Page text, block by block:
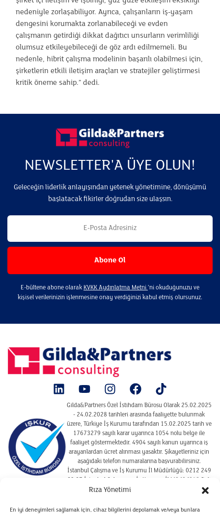
Rıza Yönetimi
En iyi deneyimleri sağlamak için, cihaz bilgilerini depolamak ve/veya bunlara
nedeniyle zorlaşabiliyor. Ayrıca, çalışanların iş-yaşam
dengesini korumakta zorlanabileceği ve evden
çalışmanın getirdiği dikkat dağıtıcı unsurların verimliliği
olumsuz etkileyebileceği de göz ardı edilmemeli. Bu
nedenle, hibrit çalışma modelinin başarılı olabilmesi için,
şirketlerin etkili iletişim araçları ve stratejiler geliştirmesi
kritik öneme sahip.” dedi.
NEWSLETTER'A ÜYE OLUN!
Geleceğin liderlik anlayışından yetenek yönetimine, dönüşümü
başlatacak fikirler doğrudan size ulaşsın.
E-bültene abone olarak KVKK Aydınlatma Metni ’ni okuduğunuzu ve
kişisel verilerinizin işlenmesine onay verdiğinizi kabul etmiş olursunuz.
Gilda&Partners Özel İstihdam Bürosu Olarak 25.02.2025
- 24.02.2028 tarihleri arasında faaliyette bulunmak
üzere, Türkiye İş Kurumu tarafından 15.02.2025 tarih ve
17673279 sayılı karar uyarınca 1054 nolu belge ile
faaliyet göstermektedir. 4904 sayılı kanun uyarınca iş
arayanlardan ücret alınması yasaktır. Şikayetleriniz için
aşağıdaki telefon numaralarına başvurabilirsiniz.
İstanbul Çalışma ve İş Kurumu İl Müdürlüğü: 0212 249
29 87 İstanbul Çalışma ve İş Kurumu İl Müdürlüğü Şişli
Hizmet Merkezi : 02122910925